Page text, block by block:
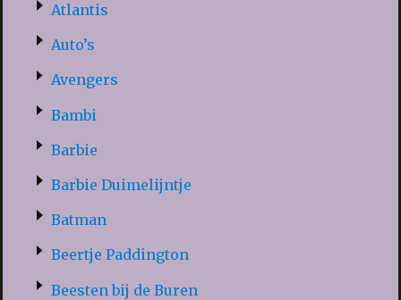
Atlantis
Auto’s
Avengers
Bambi
Barbie
Barbie Duimelijntje
Batman
Beertje Paddington
Beesten bij de Buren